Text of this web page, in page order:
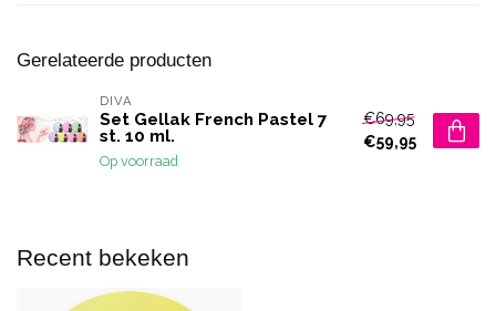
Gerelateerde producten
DIVA
Set Gellak French Pastel 7
st. 10 ml.
Op voorraad
€69,95
€59,95
Recent bekeken